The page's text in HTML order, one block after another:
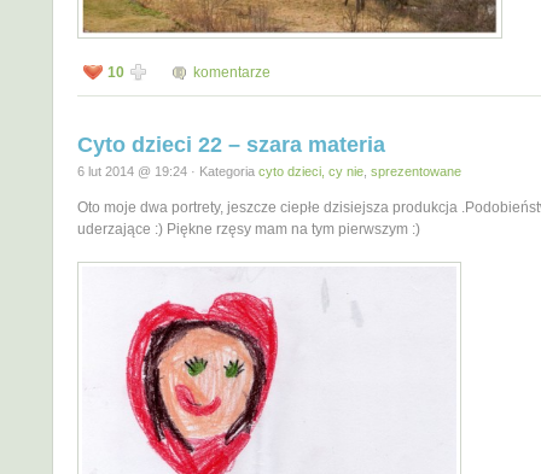
10 komentarze
Cyto dzieci 22 – szara materia
6 lut 2014 @ 19:24 · Kategoria cyto dzieci, cy nie sprezentowane
Oto moje dwa portrety, jeszcze ciepłe dzisiejsza produkcja
uderzające :) Piękne rzęsy mam na tym pierwszym :)